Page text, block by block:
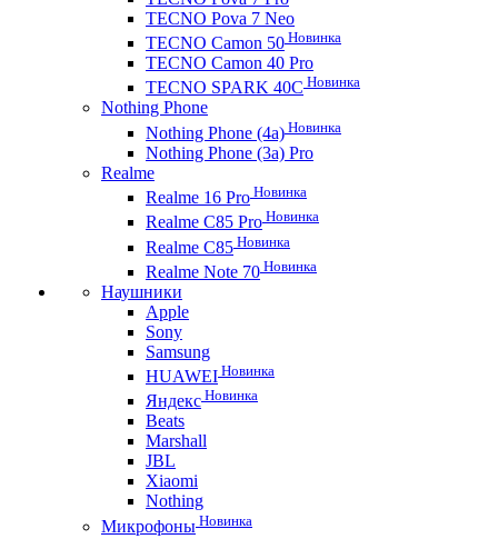
TECNO Pova 7 Neo
TECNO Camon 50 Новинка
TECNO Camon 40 Pro
TECNO SPARK 40C Новинка
Nothing Phone
Nothing Phone (4a) Новинка
Nothing Phone (3a) Pro
Realme
Realme 16 Pro Новинка
Realme C85 Pro Новинка
Realme C85 Новинка
Realme Note 70 Новинка
Наушники
Apple
Sony
Samsung
HUAWEI Новинка
Яндекс Новинка
Beats
Marshall
JBL
Xiaomi
Nothing
Микрофоны Новинка